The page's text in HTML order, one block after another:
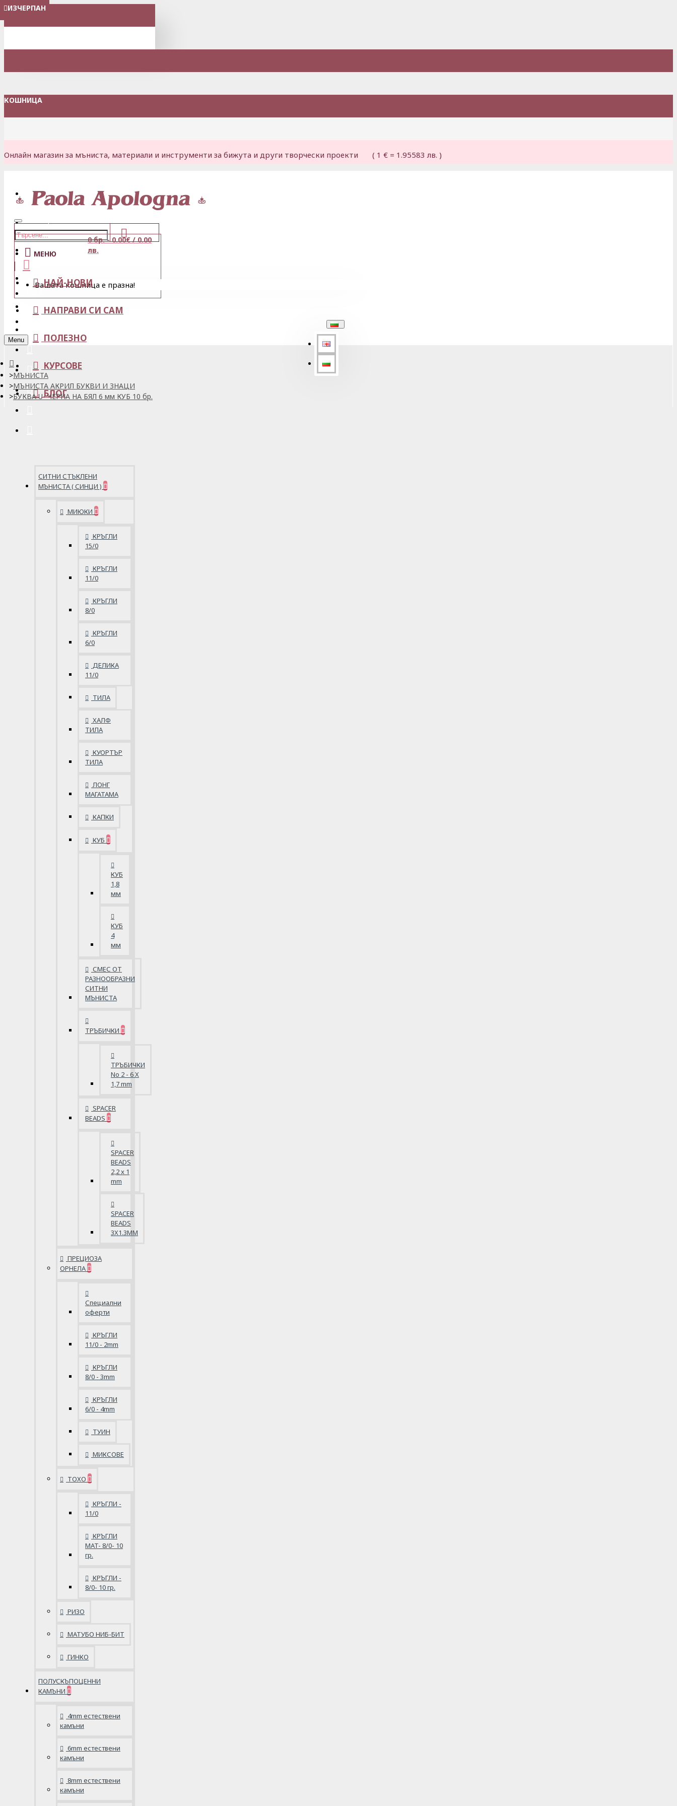
МЕНЮ
КОШНИЦА
Онлайн магазин за мъниста, материали и инструменти за бижута и други творчески проекти ( 1 € = 1.95583 лв. )
Вход
Магазини
Любими
0 бр. - 0.00€ / 0.00
лв.
Вашата кошница е празна!
МЕНЮ
НАЙ-НОВИ
НАПРАВИ СИ САМ
ПОЛЕЗНО
КУРСОВЕ
БЛОГ
Menu
МЪНИСТА
МЪНИСТА АКРИЛ БУКВИ И ЗНАЦИ
БУКВА U- ЧЕРНА НА БЯЛ 6 мм КУБ 10 бр.
СИТНИ СТЪКЛЕНИ
МЪНИСТА ( СИНЦИ )
МИЮКИ
КРЪГЛИ
15/0
КРЪГЛИ
11/0
КРЪГЛИ
8/0
КРЪГЛИ
6/0
ДЕЛИКА
11/0
ТИЛА
ХАЛФ
ТИЛА
КУОРТЪР
ТИЛА
ЛОНГ
МАГАТАМА
КАПКИ
КУБ
КУБ
1,8
мм
КУБ
4
мм
СМЕС ОТ
РАЗНООБРАЗНИ
СИТНИ
МЪНИСТА
ТРЪБИЧКИ
ТРЪБИЧКИ
No 2 - 6 X
1,7 mm
SPACER
BEADS
SPACER
BEADS
2,2 x 1
mm
SPACER
BEADS
3X1.3MM
ПРЕЦИОЗА
ОРНЕЛА
Специални
оферти
КРЪГЛИ
11/0 - 2mm
КРЪГЛИ
8/0 - 3mm
КРЪГЛИ
6/0 - 4mm
ТУИН
МИКСОВЕ
ТОХО
КРЪГЛИ -
11/0
КРЪГЛИ
MAT- 8/0- 10
гр.
КРЪГЛИ -
8/0- 10 гр.
РИЗО
МАТУБО НИБ-БИТ
ГИНКО
ПОЛУСКЪПОЦЕННИ
КАМЪНИ
4mm естествени
камъни
6mm естествени
камъни
8mm естествени
камъни
ИЗЧЕРПАН